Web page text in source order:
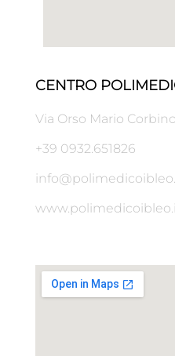
CENTRO
Via Orso Mario
+39 0932.651826